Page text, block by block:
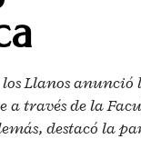
Llanos
a través de la
destacó la